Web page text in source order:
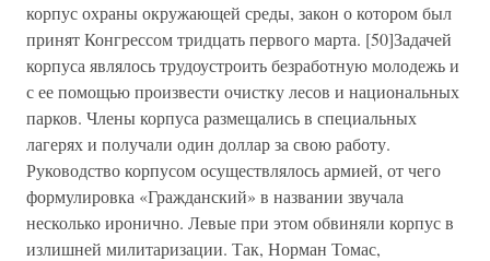
корпус охраны окружающей среды, закон о котором был
принят Конгрессом тридцать первого марта. [50]Задачей
корпуса являлось трудоустроить безработную молодежь и
с ее помощью произвести очистку лесов и национальных
парков. Члены корпуса размещались в специальных
лагерях и получали один доллар за свою работу.
Руководство корпусом осуществлялось армией, от чего
формулировка «Гражданский» в названии звучала
несколько иронично. Левые при этом обвиняли корпус в
излишней милитаризации. Так, Норман Томас,